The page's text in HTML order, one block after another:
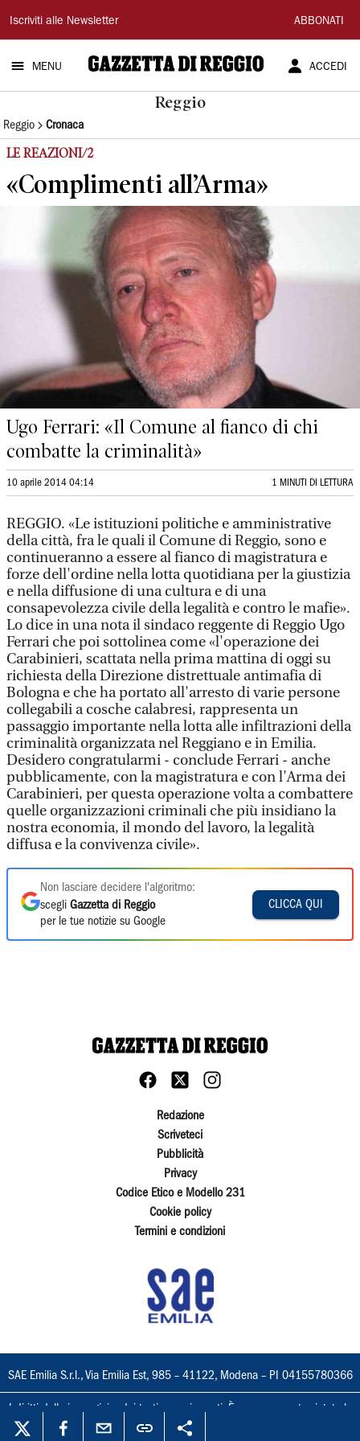
Gazzetta
di
Reggio
Iscriviti alle Newsletter ABBONATI
MENU ACCEDI
Reggio
Reggio Cronaca
LE REAZIONI/2
«Complimenti all’Arma»
Ugo Ferrari: «Il Comune al fianco di chi
combatte la criminalità»
10 aprile 2014 04:14 1 MINUTI DI LETTURA
REGGIO. «Le istituzioni politiche e amministrative
della città, fra le quali il Comune di Reggio, sono e
continueranno a essere al fianco di magistratura e
forze dell'ordine nella lotta quotidiana per la giustizia
e nella diffusione di una cultura e di una
consapevolezza civile della legalità e contro le mafie».
Lo dice in una nota il sindaco reggente di Reggio Ugo
Ferrari che poi sottolinea come «l'operazione dei
Carabinieri, scattata nella prima mattina di oggi su
richiesta della Direzione distrettuale antimafia di
Bologna e che ha portato all'arresto di varie persone
collegabili a cosche calabresi, rappresenta un
passaggio importante nella lotta alle infiltrazioni della
criminalità organizzata nel Reggiano e in Emilia.
Desidero congratularmi - conclude Ferrari - anche
pubblicamente, con la magistratura e con l'Arma dei
Carabinieri, per questa operazione volta a combattere
quelle organizzazioni criminali che più insidiano la
nostra economia, il mondo del lavoro, la legalità
diffusa e la convivenza civile».
Non lasciare decidere l'algoritmo:
scegli Gazzetta di Reggio
per le tue notizie su Google
CLICCA QUI
Redazione
Scriveteci
Pubblicità
Privacy
Codice Etico e Modello 231
Cookie policy
Termini e condizioni
SAE Emilia S.r.l., Via Emilia Est, 985 – 41122, Modena – PI 04155780366
I diritti delle immagini e dei testi sono riservati. È espressamente vietata la
loro riproduzione con qualsiasi mezzo e l'adattamento totale o parziale.